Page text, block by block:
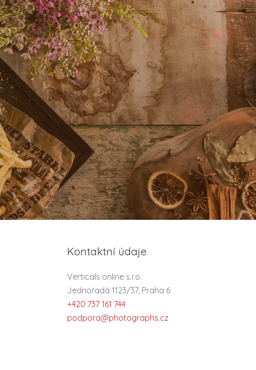
Kontaktní údaje
Verticals online s.r.o.
Jednořadá 1123/37, Praha 6
+420 737 161 744
podpora@photographs.cz